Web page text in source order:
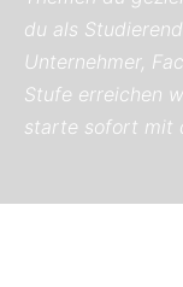
du als
Unternehmer,
Stufe erreichen
starte sofort mit